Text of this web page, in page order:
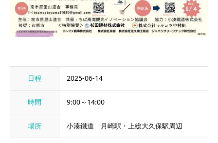
日程 2025-06-14
時間 9:00～14:00
場所 小湊鐵道 月崎駅・上総大久保駅周辺